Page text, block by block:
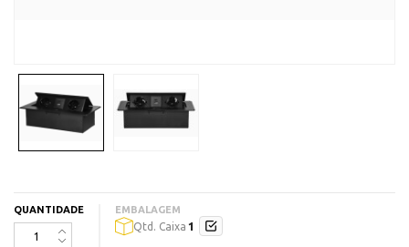
QUANTIDADE EMBALAGEM
Qtd. Caixa 1